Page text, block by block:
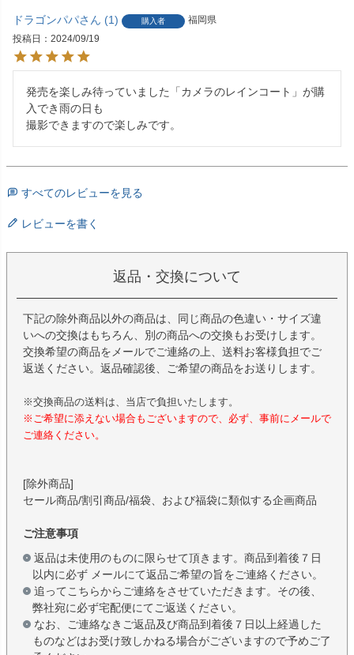
ドラゴンパパ 1 購入者
福岡県
投稿日
2024/09/19
発売を楽しみ待っていました「カメラのレインコート」が購
入でき雨の日も
撮影できますので楽しみです。
すべてのレビューを見る
レビューを書く
返品・交換について
下記の除外商品以外の商品は、同じ商品の色違い・サイズ違
いへの交換はもちろん、別の商品への交換もお受けします。
交換希望の商品をメールでご連絡の上、送料お客様負担でご
返送ください。返品確認後、ご希望の商品をお送りします。
※交換商品の送料は、当店で負担いたします。
※ご希望に添えない場合もございますので、必ず、事前にメールで
ご連絡ください。
[除外商品]
セール商品/割引商品/福袋、および福袋に類似する企画商品
ご注意事項
返品は未使用のものに限らせて頂きます。商品到着後７日
以内に必ず メールにて返品ご希望の旨をご連絡ください。
追ってこちらからご連絡をさせていただきます。その後、
弊社宛に必ず宅配便にてご返送ください。
なお、ご連絡なきご返品及び商品到着後７日以上経過した
ものなどはお受け致しかねる場合がございますので予めご了